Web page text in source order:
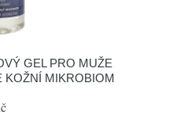
GEL PRO MUŽE
KOŽNÍ MIKROBIOM